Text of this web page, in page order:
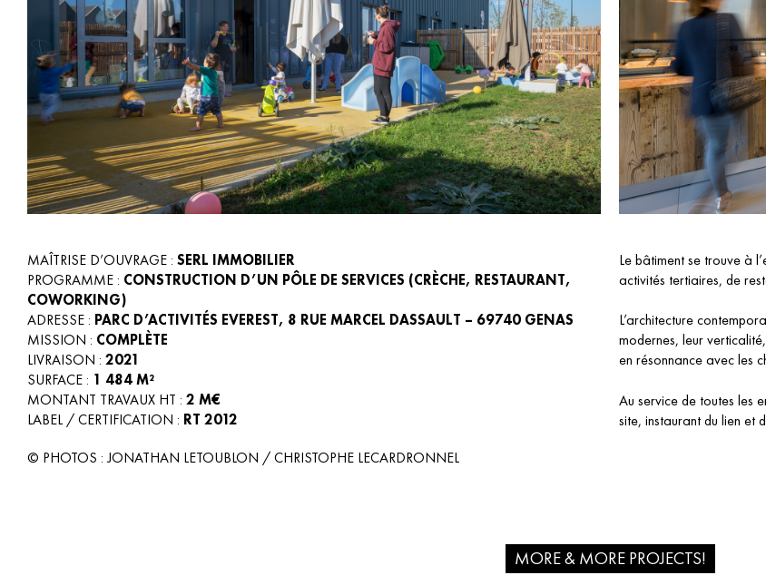
MAÎTRISE D’OUVRAGE : SERL IMMOBILIER
PROGRAMME : CONSTRUCTION D’UN PÔLE DE SERVICES (CRÈCHE, RESTAURANT,
COWORKING)
ADRESSE : PARC D’ACTIVITÉS EVEREST, 8 RUE MARCEL DASSAULT – 69740 GENAS
MISSION : COMPLÈTE
LIVRAISON : 2021
SURFACE : 1 484 M²
MONTANT TRAVAUX HT : 2 M€
LABEL / CERTIFICATION : RT 2012
© PHOTOS : JONATHAN LETOUBLON / CHRISTOPHE LECARDRONNEL
Le bâtiment se trouve à
activités tertiaires, de
L’architecture
modernes, leur
en résonnance avec les
Au service de toutes les
site, instaurant du lien et
MORE & MORE PROJECTS!